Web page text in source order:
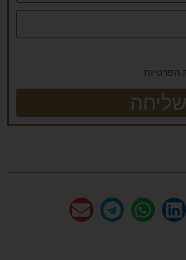
הפרטיות
שליחה